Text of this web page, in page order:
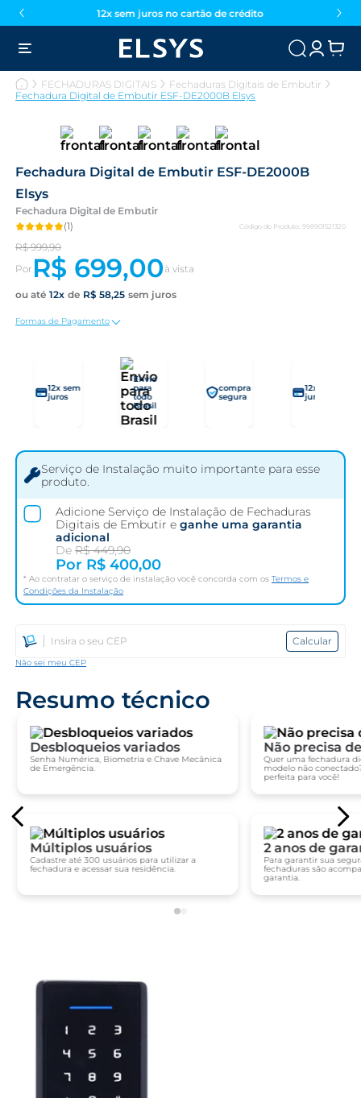
12x sem juros no cartão de crédito
FECHADURAS DIGITAIS
Fechaduras Digitais de Embutir
Fechadura Digital de Embutir ESF-DE2000B Elsys
Fechadura Digital de Embutir ESF-DE2000B
Elsys
Fechadura Digital de Embutir
Código do Produto: 998901521320
(1)
R$ 999,90
R$ 699,00
12 R$ 58,25
Formas de Pagamento
12x sem
juros
Envio
para
todo
Brasil
compra
segura
12x sem
juros
Serviço de Instalação muito importante para esse
produto.
Adicione Serviço de Instalação de Fechaduras
Digitais de Embutir eganhe uma garantia
adicional
DeR$ 449,90
Por R$ 400,00
Ao contratar o serviço de instalação você concorda com osTermos e
Condições da Instalação
Calcular
Não sei meu CEP
Resumo técnico
Desbloqueios variados
Senha Numérica, Biometria e Chave Mecânica
de Emergência.
Múltiplos usuários
Cadastre até 300 usuários para utilizar a
fechadura e acessar sua residência.
Não precisa
Quer uma fechadura
modelo não
perfeita para você!
2 anos de
Para garantir sua
fechaduras são
garantia.